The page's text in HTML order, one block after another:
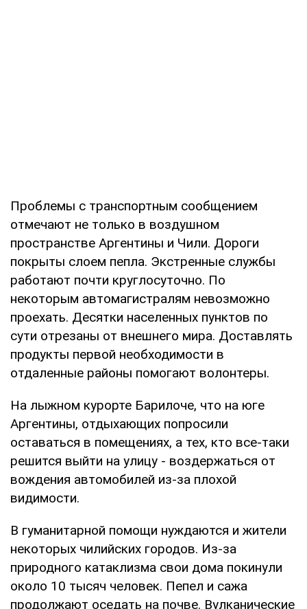
Проблемы с транспортным сообщением
отмечают не только в воздушном
пространстве Аргентины и Чили. Дороги
покрыты слоем пепла. Экстренные службы
работают почти круглосуточно. По
некоторым автомагистралям невозможно
проехать. Десятки населенных пунктов по
сути отрезаны от внешнего мира. Доставлять
продукты первой необходимости в
отдаленные районы помогают волонтеры.
На лыжном курорте Барилоче, что на юге
Аргентины, отдыхающих попросили
оставаться в помещениях, а тех, кто все-таки
решится выйти на улицу - воздержаться от
вождения автомобилей из-за плохой
видимости.
В гуманитарной помощи нуждаются и жители
некоторых чилийских городов. Из-за
природного катаклизма свои дома покинули
около 10 тысяч человек. Пепел и сажа
продолжают оседать на почве. Вулканические